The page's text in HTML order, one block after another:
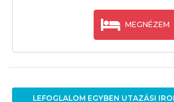
MEGNÉZEM
LEFOGLALOM EGYBEN UTAZÁSI